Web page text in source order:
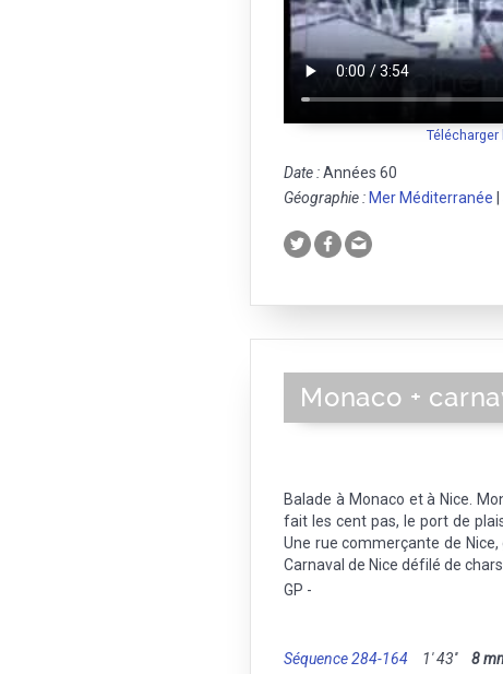
Date :Années 60
Géographie : Mer Méditerranée
Monaco +
Balade à Monaco et à Nice.
fait les cent pas, le port de
Une rue commerçante de
Carnaval de Nice défilé de
GP -
Séquence 284-164 1' 43'' 8